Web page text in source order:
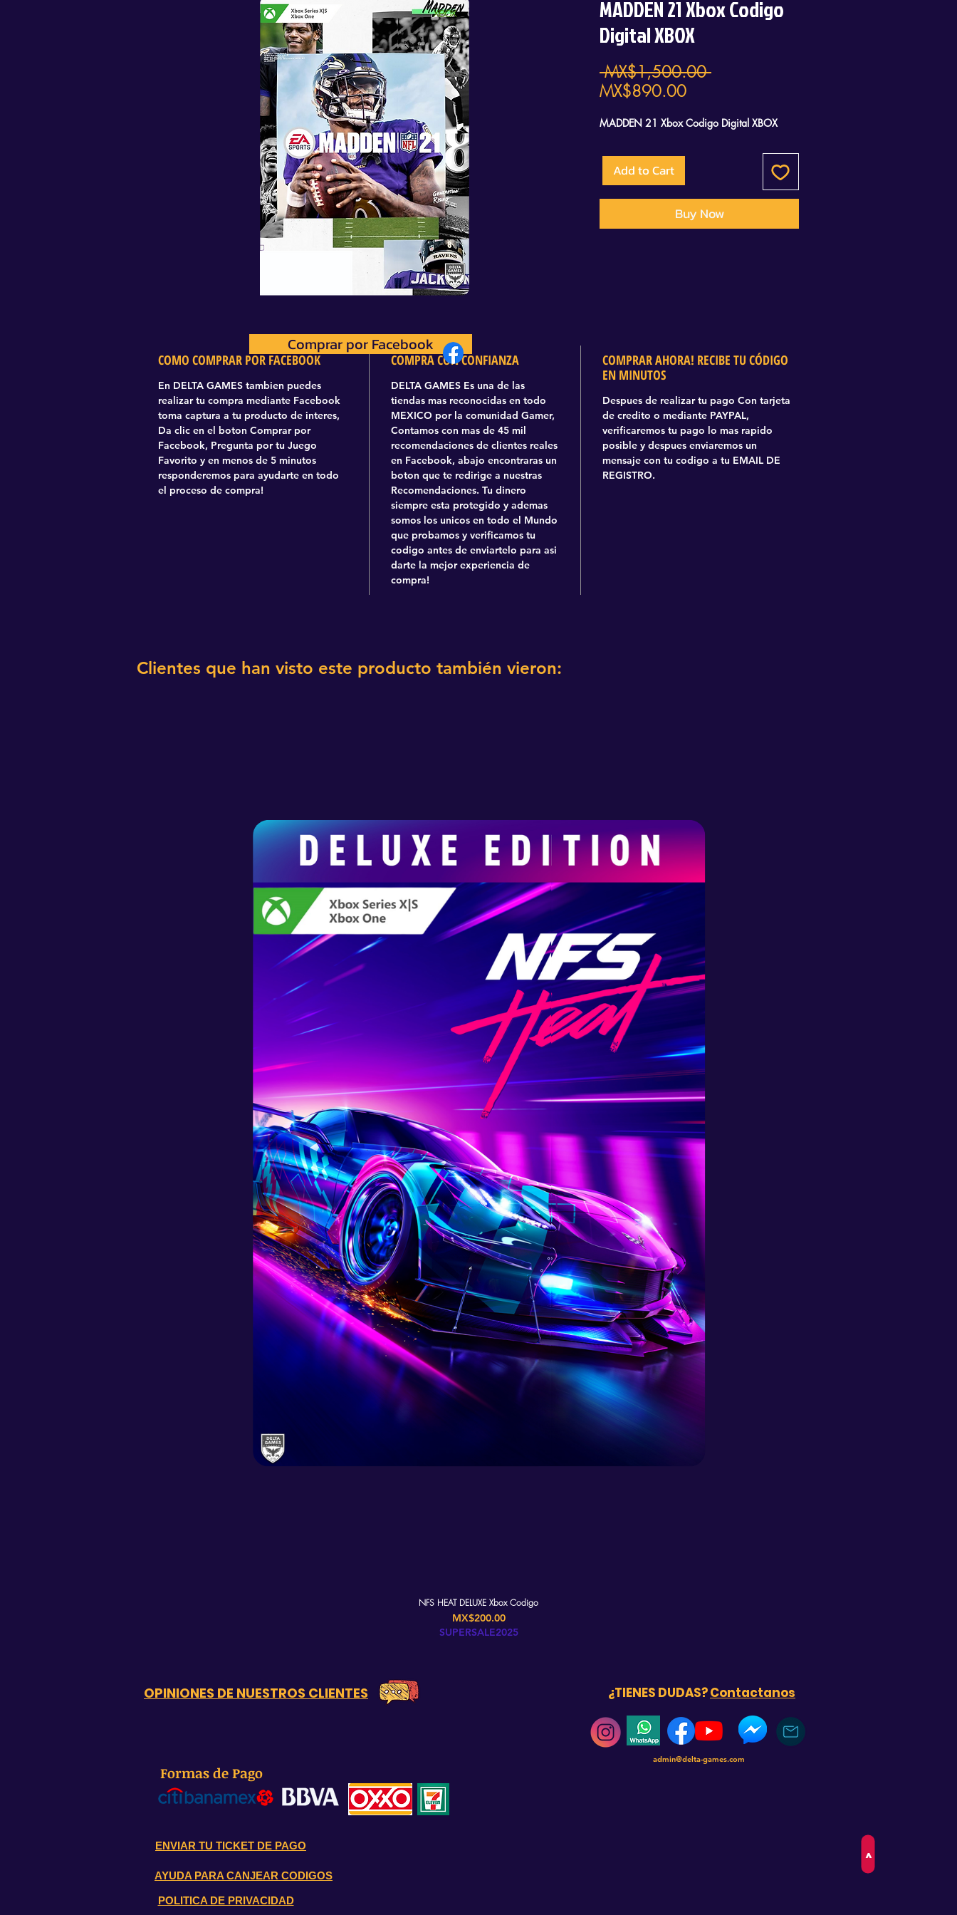
Comprar por Facebook
MADDEN 21 Xbox Codigo
Digital XBOX
MX$1,500.00 Regular
MX$890.00Sale
MADDEN 21 Xbox Codigo Digital XBOX
Add to Cart
Buy Now
COMO COMPRAR POR FACEBOOK
En DELTA GAMES tambien puedes
realizar tu compra mediante Facebook
toma captura a tu producto de interes,
Da clic en el boton Comprar por
Facebook, Pregunta por tu Juego
Favorito y en menos de 5 minutos
responderemos para ayudarte en todo
el proceso de compra!
COMPRA CON CONFIANZA
DELTA GAMES Es una de las
tiendas mas reconocidas en todo
MEXICO por la comunidad Gamer,
Contamos con mas de 45 mil
recomendaciones de clientes reales
en Facebook, abajo encontraras un
boton que te redirige a nuestras
Recomendaciones. Tu dinero
siempre esta protegido y ademas
somos los unicos en todo el Mundo
que probamos y verificamos tu
codigo antes de enviartelo para asi
darte la mejor experiencia de
compra!
COMPRAR AHORA! RECIBE TU CÓDIGO
EN MINUTOS
Despues de realizar tu pago Con tarjeta
de credito o mediante PAYPAL,
verificaremos tu pago lo mas rapido
posible y despues enviaremos un
mensaje con tu codigo a tu EMAIL DE
REGISTRO.
Comprar por Facebook
Clientes que han visto este producto también vieron:
NFS HEAT DELUXE Xbox Codigo
Price
MX$200.00
SUPERSALE2025
>
OPINIONES DE NUESTROS CLIENTES ¿TIENES DUDAS?Contactanos
admin@delta-games.com
Formas de Pago
ENVIAR TU TICKET DE PAGO
AYUDA PARA CANJEAR CODIGOS
POLITICA DE PRIVACIDAD